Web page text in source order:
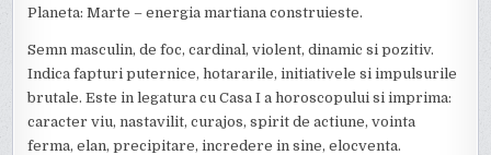
Planeta: Marte – energia martiana construieste.
Semn masculin, de foc, cardinal, violent, dinamic si pozitiv.
Indica fapturi puternice, hotararile, initiativele si impulsurile
brutale. Este in legatura cu Casa I a horoscopului si imprima:
caracter viu, nastavilit, curajos, spirit de actiune, vointa
ferma, elan, precipitare, incredere in sine, elocventa.